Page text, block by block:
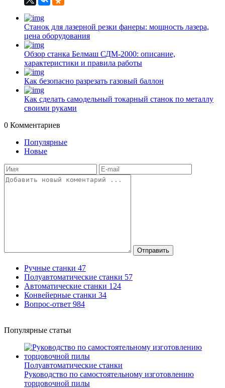
Станок для лазерной резки фанеры: мощность лазера,
цена оборудования
Обзор станка Белмаш СДМ-2000: описание,
характеристики и правила работы
Как безопасно разрезать газовый баллон
Как сделать самодельный токарный станок по металлу
своими руками
0 Комментариев
Популярные
Новые
Отправить
Ручные станки 47
Полуавтоматические станки 57
Автоматические станки 124
Конвейерные станки 34
Вопрос-ответ 984
Популярные статьи
Полуавтоматические станки
Руководство по самостоятельному изготовлению
торцовочной пилы